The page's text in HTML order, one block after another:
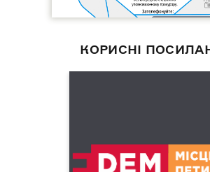
КОРИСНІ